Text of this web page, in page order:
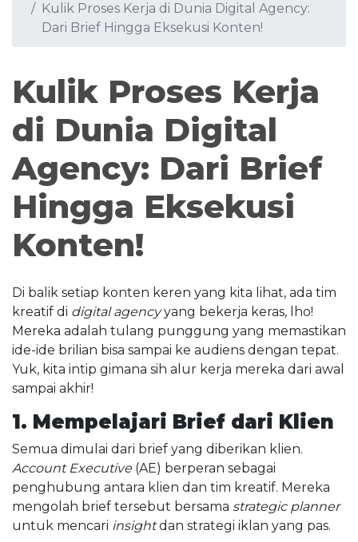
Kulik Proses Kerja di Dunia Digital Agency:
Dari Brief Hingga Eksekusi Konten!
Kulik Proses Kerja
di Dunia Digital
Agency: Dari Brief
Hingga Eksekusi
Konten!
Di balik setiap konten keren yang kita lihat, ada tim
kreatif di digital agencyyang bekerja keras, lho!
Mereka adalah tulang punggung yang memastikan
ide-ide brilian bisa sampai ke audiens dengan tepat.
Yuk, kita intip gimana sih alur kerja mereka dari awal
sampai akhir!
1. Mempelajari Brief dari Klien
Semua dimulai dari brief yang diberikan klien.
Account Executive(AE) berperan sebagai
penghubung antara klien dan tim kreatif. Mereka
mengolah brief tersebut bersama strategic planner
untuk mencari insightdan strategi iklan yang pas.